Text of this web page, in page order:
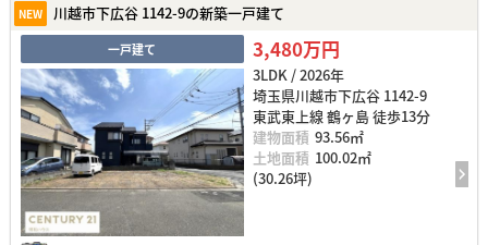
NEW 川越市下広谷 1142-9の新築一戸建て
一戸建て 3,480万円
3LDK / 2026年
埼玉県川越市下広谷 1142-9
東武東上線 鶴ヶ島 徒歩13分
建物面積 93.56㎡
土地面積 100.02㎡
(30.26坪)